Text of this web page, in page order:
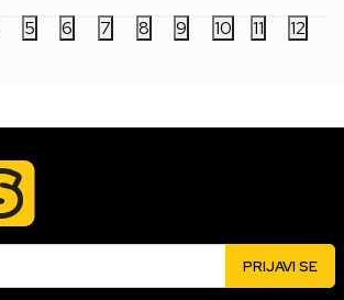
5 6 7 8 9 10 11 12
PRIJAVI SE